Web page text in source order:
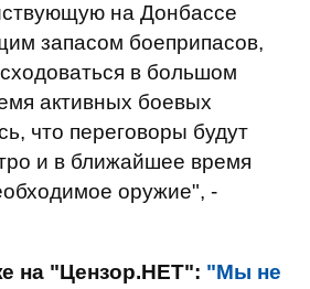
на Донбассе
запасом боеприпасов,
в большом
активных боевых
что переговоры будут
и в ближайшее время
оружие", -
на "Цензор.НЕТ": "Мы не